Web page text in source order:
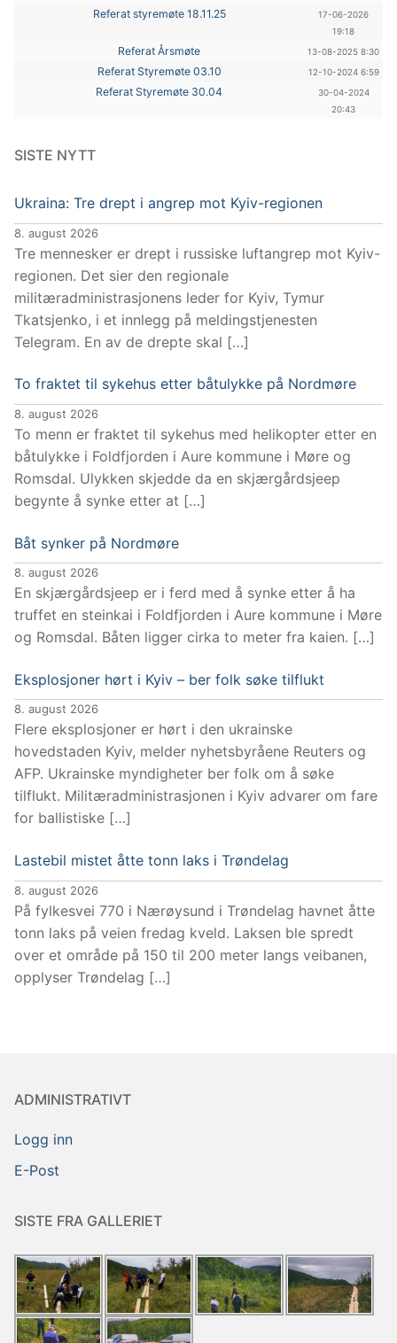
Referat styremøte 18.11.25
17-06-2026
19:18
Referat Årsmøte 13-08-2025 8:30
Referat Styremøte 03.10 12-10-2024 6:59
Referat Styremøte 30.04
30-04-2024
20:43
SISTE NYTT
Ukraina: Tre drept i angrep mot Kyiv-regionen
8. august 2026
Tre mennesker er drept i russiske luftangrep mot Kyiv-
regionen. Det sier den regionale
militæradministrasjonens leder for Kyiv, Tymur
Tkatsjenko, i et innlegg på meldingstjenesten
Telegram. En av de drepte skal […]
To fraktet til sykehus etter båtulykke på Nordmøre
8. august 2026
To menn er fraktet til sykehus med helikopter etter en
båtulykke i Foldfjorden i Aure kommune i Møre og
Romsdal. Ulykken skjedde da en skjærgårdsjeep
begynte å synke etter at […]
Båt synker på Nordmøre
8. august 2026
En skjærgårdsjeep er i ferd med å synke etter å ha
truffet en steinkai i Foldfjorden i Aure kommune i Møre
og Romsdal. Båten ligger cirka to meter fra kaien. […]
Eksplosjoner hørt i Kyiv – ber folk søke tilflukt
8. august 2026
Flere eksplosjoner er hørt i den ukrainske
hovedstaden Kyiv, melder nyhetsbyråene Reuters og
AFP. Ukrainske myndigheter ber folk om å søke
tilflukt. Militæradministrasjonen i Kyiv advarer om fare
for ballistiske […]
Lastebil mistet åtte tonn laks i Trøndelag
8. august 2026
På fylkesvei 770 i Nærøysund i Trøndelag havnet åtte
tonn laks på veien fredag kveld. Laksen ble spredt
over et område på 150 til 200 meter langs veibanen,
opplyser Trøndelag […]
ADMINISTRATIVT
Logg inn
E-Post
SISTE FRA GALLERIET